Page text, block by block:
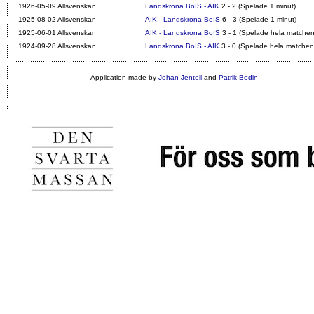
1926-05-09 Allsvenskan Landskrona BoIS - AIK 2 - 2 (Spelade 1 minut)
1925-08-02 Allsvenskan
AIK - Landskrona BoIS 6 - 3 (Spelade 1 minut)
1925-06-01 Allsvenskan
AIK - Landskrona BoIS 3 - 1 (Spelade hela
1924-09-28 Allsvenskan
Landskrona BoIS - AIK 3 - 0 (Spelade hela
Application made by Johan Jentelland Patrik Bodin